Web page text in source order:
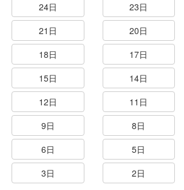
24日
23日
21日
20日
18日
17日
15日
14日
12日
11日
9日
8日
6日
5日
3日
2日